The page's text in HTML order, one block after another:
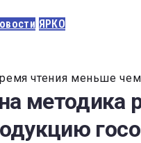
ЯРКО
чтения меньше
методика